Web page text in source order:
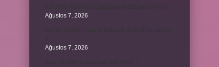
Ağustos 7, 2026
Ağustos 7, 2026